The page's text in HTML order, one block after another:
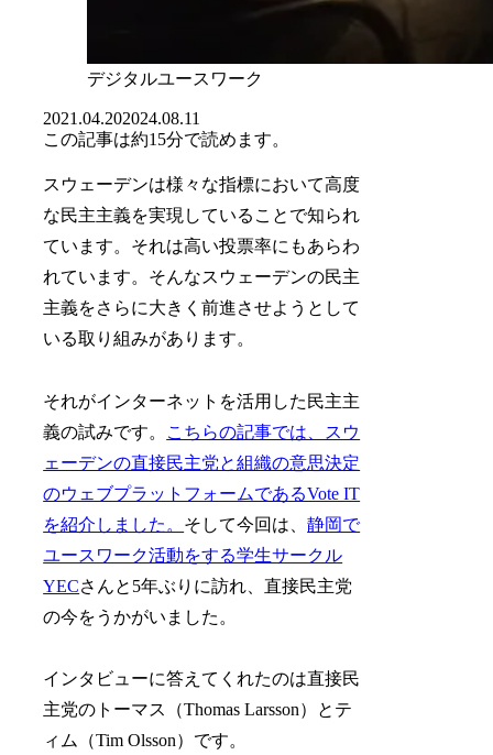
デジタルユースワーク
2021.04.202024.08.11
この記事は約15分で読めます。
スウェーデンは様々な指標において高度
な民主主義を実現していることで知られ
ています。それは高い投票率にもあらわ
れています。そんなスウェーデンの民主
主義をさらに大きく前進させようとして
いる取り組みがあります。
それがインターネットを活用した民主主
義の試みです。
こちらの記事では、スウ
ェーデンの直接民主党と組織の意思決定
のウェブプラットフォームであるVote IT
を紹介しました。 そして今回は、静岡で
ユースワーク活動をする学生サークル
YECさんと5年ぶりに訪れ、直接民主党
の今をうかがいました。
インタビューに答えてくれたのは直接民
主党のトーマス（Thomas Larsson）とテ
ィム（Tim Olsson）です。